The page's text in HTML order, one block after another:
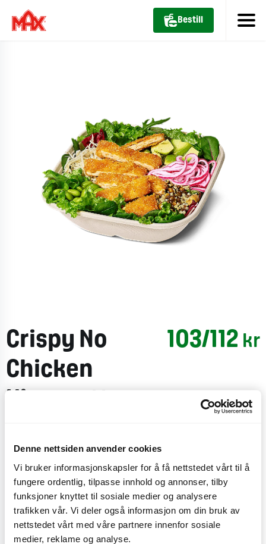
Denne nettsiden anvender cookies
Vi bruker informasjonskapsler for å få nettstedet vårt til å
fungere ordentlig, tilpasse innhold og annonser, tilby
funksjoner knyttet til sosiale medier og analysere
trafikken vår. Vi deler også informasjon om din bruk av
nettstedet vårt med våre partnere innenfor sosiale
medier, reklame og analyse.
Bestill
Crispy No
Chicken
103/112 kr
ruccola, rødbeteskudd, quinoa/bønnemiks, marinert
hvitkål, edamamebønner, syltet rødløk, avokado og
Crispy No Chicken. Du kan velge mellom
cæsardressing, vinaigrette, hot creole, sweet
mustard eller sesame ginger-dressing.